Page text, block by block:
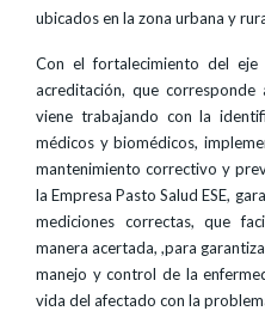
ubicados en la zona urbana y
Con el fortalecimiento del
acreditación, que
viene trabajando con la
médicos y biomédicos,
mantenimiento correctivo y
la Empresa Pasto Salud ESE,
mediciones correctas, que
manera acertada, ,para
manejo y control de la
vida del afectado con la